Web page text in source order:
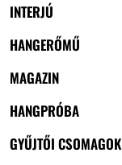
INTERJÚ
HANGERŐMŰ
MAGAZIN
HANGPRÓBA
GYŰJTŐI CSOMAGOK